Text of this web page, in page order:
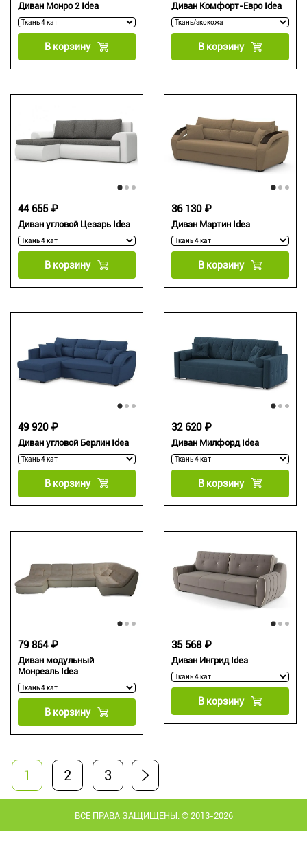
Диван Монро 2 Idea
В корзину
Диван Комфорт-Евро Idea
В корзину
Диван угловой Цезарь Idea
44 655 ₽
В корзину
Диван Мартин Idea
36 130 ₽
В корзину
Диван угловой Берлин Idea
49 920 ₽
В корзину
Диван Милфорд Idea
32 620 ₽
В корзину
Диван модульный
Монреаль Idea
79 864 ₽
В корзину
Диван Ингрид Idea
35 568 ₽
В корзину
1 2 3
ВСЕ ПРАВА ЗАЩИЩЕНЫ. © 2013-2026